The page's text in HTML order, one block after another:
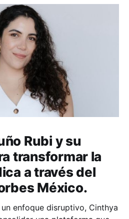
Rubi y su
transformar la
a través del
México.
enfoque disruptivo, Cinthya